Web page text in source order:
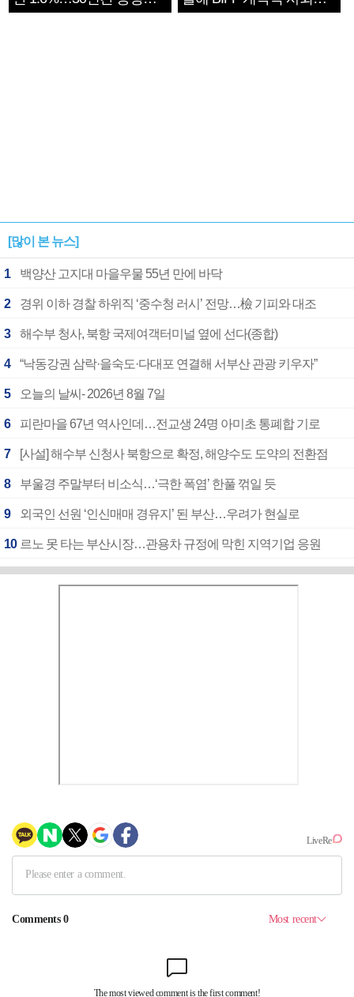
1182개팀 전수조사
확정
[많이 본 뉴스]
1 백양산 고지대 마을우물 55년 만에 바닥
2 경위 이하 경찰 하위직 ‘중수청 러시’ 전망…檢 기피와 대조
3 해수부 청사, 북항 국제여객터미널 옆에 선다(종합)
4 “낙동강권 삼락·을숙도·다대포 연결해 서부산 관광 키우자”
5 오늘의 날씨- 2026년 8월 7일
6 피란마을 67년 역사인데…전교생 24명 아미초 통폐합 기로
7 [사설] 해수부 신청사 북항으로 확정, 해양수도 도약의 전환점
8 부울경 주말부터 비소식…‘극한 폭염’ 한풀 꺾일 듯
9 외국인 선원 ‘인신매매 경유지’ 된 부산…우려가 현실로
10 르노 못 타는 부산시장…관용차 규정에 막힌 지역기업 응원